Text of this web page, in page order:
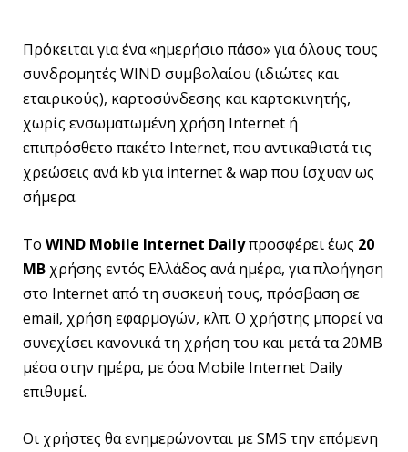
Πρόκειται για ένα «ημερήσιο πάσο» για όλους τους
συνδρομητές WIND συμβολαίου (ιδιώτες και
εταιρικούς), καρτοσύνδεσης και καρτοκινητής,
χωρίς ενσωματωμένη χρήση Internet ή
επιπρόσθετο πακέτο Internet, που αντικαθιστά τις
χρεώσεις ανά kb για internet & wap που ίσχυαν ως
σήμερα.
Το WIND Mobile Internet Dailyπροσφέρει έως 20
MB χρήσης εντός Ελλάδος ανά ημέρα, για πλοήγηση
στο Internet από τη συσκευή τους, πρόσβαση σε
email, χρήση εφαρμογών, κλπ. Ο χρήστης μπορεί να
συνεχίσει κανονικά τη χρήση του και μετά τα 20ΜΒ
μέσα στην ημέρα, με όσα Mobile Internet Daily
επιθυμεί.
Οι χρήστες θα ενημερώνονται με SMS την επόμενη